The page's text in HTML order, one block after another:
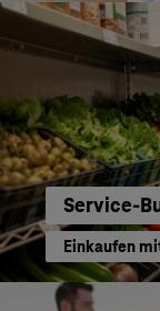
Service-
Einkaufen